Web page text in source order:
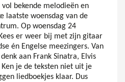
bekende melodieën en
laatste woensdag van de
Op woensdag 24
er weer bij met zijn gitaar
én Engelse meezingers. Van
aan Frank Sinatra, Elvis
je de teksten niet uit je
liedboekjes klaar. Dus